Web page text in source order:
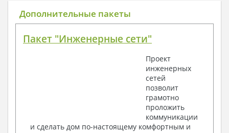
Общие данные по проекту
План координационных осей
Поэтажные маркировочные планы с
Разрезы и состав конструкций
Фасады с ведомостью внешних отделок
Элементы проемов – спецификация
Ведомость перемычек – сечения и
Объемы основных строительных материалов
Дополнительные пакеты
Пакет "Инженерные сети"
Проект
инженерных
сетей
позволит
грамотно
проложить
коммуникации
и сделать дом по-настоящему комфортным и